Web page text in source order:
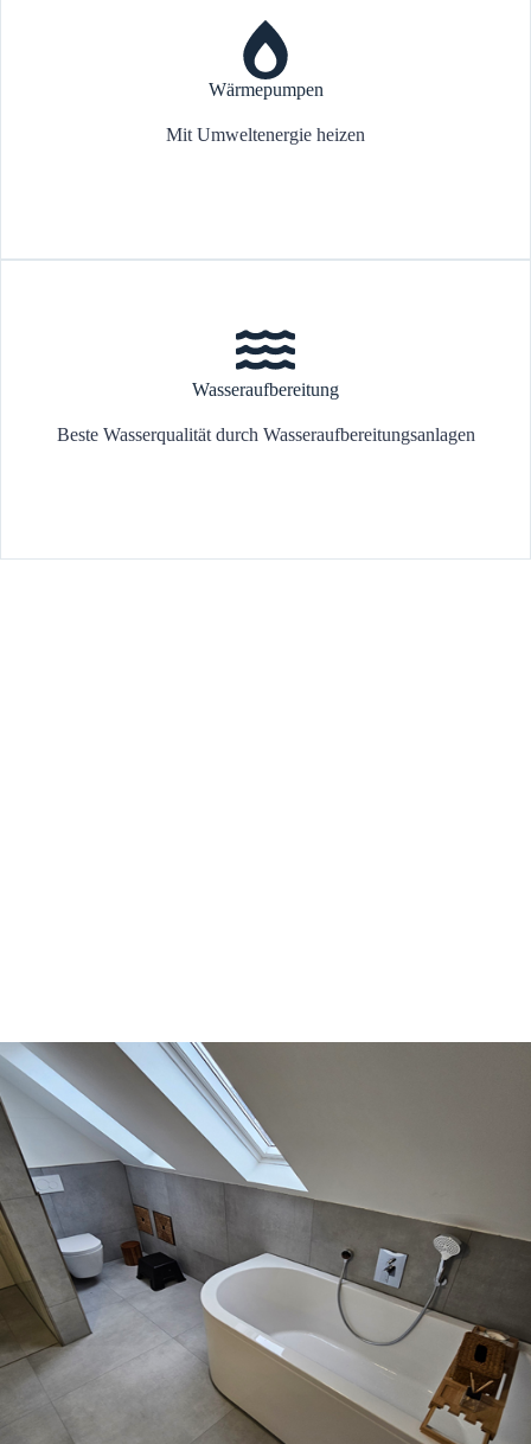
Wärmepumpen
Mit Umweltenergie heizen
Wasseraufbereitung
Beste Wasserqualität durch Wasseraufbereitungsanlagen